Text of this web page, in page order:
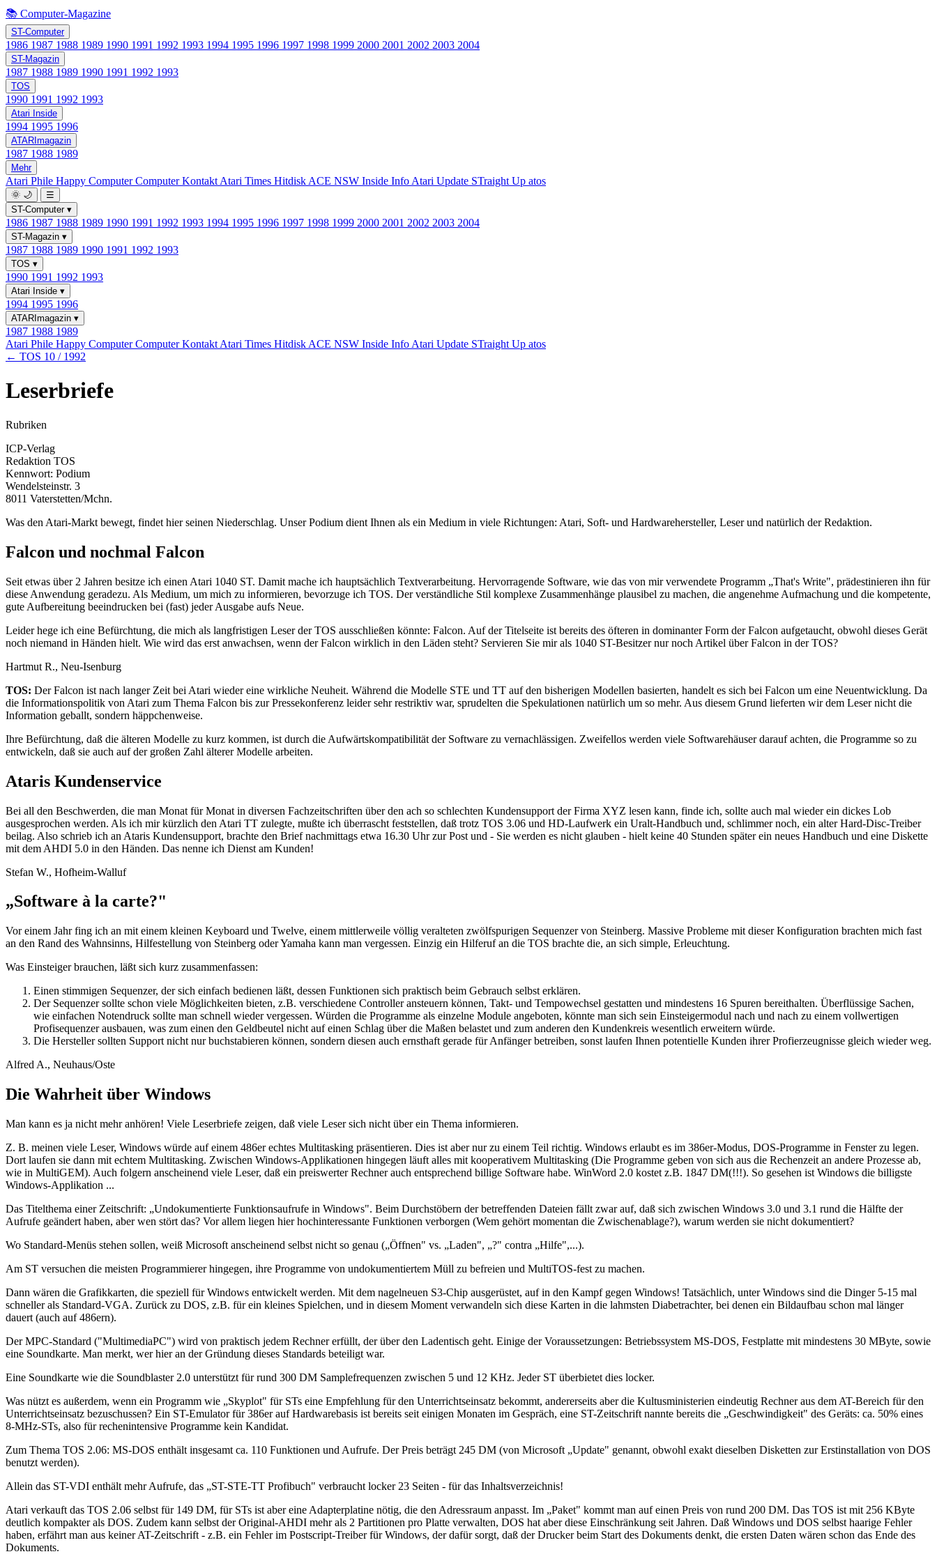
📚 Computer-Magazine
ST-Computer
1986 1987 1988 1989 1990 1991 1992 1993 1994 1995 1996 1997 1998 1999 2000 2001 2002 2003 2004
ST-Magazin
1987 1988 1989 1990 1991 1992 1993
TOS
1990 1991 1992 1993
Atari Inside
1994 1995 1996
ATARImagazin
1987 1988 1989
Mehr
Atari Phile Happy ComputerComputer Kontakt Atari Times Hitdisk ACE NSW Inside Info Atari Update STraight Up atos
🌞 🌙
☰
ST-Computer ▾
1986 1987 1988 1989 1990 1991 1992 1993 1994 1995 1996 1997 1998 1999 2000 2001 2002 2003 2004
ST-Magazin ▾
1987 1988 1989 1990 1991 1992 1993
TOS ▾
1990 1991 1992 1993
Atari Inside ▾
1994 1995 1996
ATARImagazin ▾
1987 1988 1989
Atari Phile Happy ComputerComputer Kontakt Atari Times Hitdisk ACE NSW Inside Info Atari Update STraight Up atos
← TOS 10 / 1992
Leserbriefe
Rubriken
ICP-Verlag
Redaktion TOS
Kennwort: Podium
Wendelsteinstr. 3
8011 Vaterstetten/Mchn.
Was den Atari-Markt bewegt, findet hier seinen Niederschlag. Unser Podium dient Ihnen als ein Medium in viele Richtungen: Atari, Soft- und Hardwarehersteller, Leser und natürlich der Redaktion.
Falcon und nochmal Falcon
Seit etwas über 2 Jahren besitze ich einen Atari 1040 ST. Damit mache ich hauptsächlich Textverarbeitung. Hervorragende Software, wie das von mir verwendete Programm „That's Write", prädestinieren ihn für
diese Anwendung geradezu. Als Medium, um mich zu informieren, bevorzuge ich TOS. Der verständliche Stil komplexe Zusammenhänge plausibel zu machen, die angenehme Aufmachung und die kompetente,
gute Aufbereitung beeindrucken bei (fast) jeder Ausgabe aufs Neue.
Leider hege ich eine Befürchtung, die mich als langfristigen Leser der TOS ausschließen könnte: Falcon. Auf der Titelseite ist bereits des öfteren in dominanter Form der Falcon aufgetaucht, obwohl dieses Gerät
noch niemand in Händen hielt. Wie wird das erst anwachsen, wenn der Falcon wirklich in den Läden steht? Servieren Sie mir als 1040 ST-Besitzer nur noch Artikel über Falcon in der TOS?
Hartmut R., Neu-Isenburg
TOS: Der Falcon ist nach langer Zeit bei Atari wieder eine wirkliche Neuheit. Während die Modelle STE und TT auf den bisherigen Modellen basierten, handelt es sich bei Falcon um eine Neuentwicklung. Da
die Informationspolitik von Atari zum Thema Falcon bis zur Pressekonferenz leider sehr restriktiv war, sprudelten die Spekulationen natürlich um so mehr. Aus diesem Grund lieferten wir dem Leser nicht die
Information geballt, sondern häppchenweise.
Ihre Befürchtung, daß die älteren Modelle zu kurz kommen, ist durch die Aufwärtskompatibilität der Software zu vernachlässigen. Zweifellos werden viele Softwarehäuser darauf achten, die Programme so zu
entwickeln, daß sie auch auf der großen Zahl älterer Modelle arbeiten.
Ataris Kundenservice
Bei all den Beschwerden, die man Monat für Monat in diversen Fachzeitschriften über den ach so schlechten Kundensupport der Firma XYZ lesen kann, finde ich, sollte auch mal wieder ein dickes Lob
ausgesprochen werden. Als ich mir kürzlich den Atari TT zulegte, mußte ich überrascht feststellen, daß trotz TOS 3.06 und HD-Laufwerk ein Uralt-Handbuch und, schlimmer noch, ein alter Hard-Disc-Treiber
beilag. Also schrieb ich an Ataris Kundensupport, brachte den Brief nachmittags etwa 16.30 Uhr zur Post und - Sie werden es nicht glauben - hielt keine 40 Stunden später ein neues Handbuch und eine Diskette
mit dem AHDI 5.0 in den Händen. Das nenne ich Dienst am Kunden!
Stefan W., Hofheim-Walluf
„Software à la carte?"
Vor einem Jahr fing ich an mit einem kleinen Keyboard und Twelve, einem mittlerweile völlig veralteten zwölfspurigen Sequenzer von Steinberg. Massive Probleme mit dieser Konfiguration brachten mich fast
an den Rand des Wahnsinns, Hilfestellung von Steinberg oder Yamaha kann man vergessen. Einzig ein Hilferuf an die TOS brachte die, an sich simple, Erleuchtung.
Was Einsteiger brauchen, läßt sich kurz zusammenfassen:
Einen stimmigen Sequenzer, der sich einfach bedienen läßt, dessen Funktionen sich praktisch beim Gebrauch selbst erklären.
Der Sequenzer sollte schon viele Möglichkeiten bieten, z.B. verschiedene Controller ansteuern können, Takt- und Tempowechsel gestatten und mindestens 16 Spuren bereithalten. Überflüssige Sachen,
wie einfachen Notendruck sollte man schnell wieder vergessen. Würden die Programme als einzelne Module angeboten, könnte man sich sein Einsteigermodul nach und nach zu einem vollwertigen
Profisequenzer ausbauen, was zum einen den Geldbeutel nicht auf einen Schlag über die Maßen belastet und zum anderen den Kundenkreis wesentlich erweitern würde.
Die Hersteller sollten Support nicht nur buchstabieren können, sondern diesen auch ernsthaft gerade für Anfänger betreiben, sonst laufen Ihnen potentielle Kunden ihrer Profierzeugnisse gleich wieder weg.
Alfred A., Neuhaus/Oste
Die Wahrheit über Windows
Man kann es ja nicht mehr anhören! Viele Leserbriefe zeigen, daß viele Leser sich nicht über ein Thema informieren.
Z. B. meinen viele Leser, Windows würde auf einem 486er echtes Multitasking präsentieren. Dies ist aber nur zu einem Teil richtig. Windows erlaubt es im 386er-Modus, DOS-Programme in Fenster zu legen.
Dort laufen sie dann mit echtem Multitasking. Zwischen Windows-Applikationen hingegen läuft alles mit kooperativem Multitasking (Die Programme geben von sich aus die Rechenzeit an andere Prozesse ab,
wie in MultiGEM). Auch folgern anscheinend viele Leser, daß ein preiswerter Rechner auch entsprechend billige Software habe. WinWord 2.0 kostet z.B. 1847 DM(!!!). So gesehen ist Windows die billigste
Windows-Applikation ...
Das Titelthema einer Zeitschrift: „Undokumentierte Funktionsaufrufe in Windows". Beim Durchstöbern der betreffenden Dateien fällt zwar auf, daß sich zwischen Windows 3.0 und 3.1 rund die Hälfte der
Aufrufe geändert haben, aber wen stört das? Vor allem liegen hier hochinteressante Funktionen verborgen (Wem gehört momentan die Zwischenablage?), warum werden sie nicht dokumentiert?
Wo Standard-Menüs stehen sollen, weiß Microsoft anscheinend selbst nicht so genau („Öffnen" vs. „Laden", „?" contra „Hilfe",...).
Am ST versuchen die meisten Programmierer hingegen, ihre Programme von undokumentiertem Müll zu befreien und MultiTOS-fest zu machen.
Dann wären die Grafikkarten, die speziell für Windows entwickelt werden. Mit dem nagelneuen S3-Chip ausgerüstet, auf in den Kampf gegen Windows! Tatsächlich, unter Windows sind die Dinger 5-15 mal
schneller als Standard-VGA. Zurück zu DOS, z.B. für ein kleines Spielchen, und in diesem Moment verwandeln sich diese Karten in die lahmsten Diabetrachter, bei denen ein Bildaufbau schon mal länger
dauert (auch auf 486ern).
Der MPC-Standard ("MultimediaPC") wird von praktisch jedem Rechner erfüllt, der über den Ladentisch geht. Einige der Voraussetzungen: Betriebssystem MS-DOS, Festplatte mit mindestens 30 MByte, sowie
eine Soundkarte. Man merkt, wer hier an der Gründung dieses Standards beteiligt war.
Eine Soundkarte wie die Soundblaster 2.0 unterstützt für rund 300 DM Samplefrequenzen zwischen 5 und 12 KHz. Jeder ST überbietet dies locker.
Was nützt es außerdem, wenn ein Programm wie „Skyplot" für STs eine Empfehlung für den Unterrichtseinsatz bekommt, andererseits aber die Kultusministerien eindeutig Rechner aus dem AT-Bereich für den
Unterrichtseinsatz bezuschussen? Ein ST-Emulator für 386er auf Hardwarebasis ist bereits seit einigen Monaten im Gespräch, eine ST-Zeitschrift nannte bereits die „Geschwindigkeit" des Geräts: ca. 50% eines
8-MHz-STs, also für rechenintensive Programme kein Kandidat.
Zum Thema TOS 2.06: MS-DOS enthält insgesamt ca. 110 Funktionen und Aufrufe. Der Preis beträgt 245 DM (von Microsoft „Update" genannt, obwohl exakt dieselben Disketten zur Erstinstallation von DOS
benutzt werden).
Allein das ST-VDI enthält mehr Aufrufe, das „ST-STE-TT Profibuch" verbraucht locker 23 Seiten - für das Inhaltsverzeichnis!
Atari verkauft das TOS 2.06 selbst für 149 DM, für STs ist aber eine Adapterplatine nötig, die den Adressraum anpasst. Im „Paket" kommt man auf einen Preis von rund 200 DM. Das TOS ist mit 256 KByte
deutlich kompakter als DOS. Zudem kann selbst der Original-AHDI mehr als 2 Partitionen pro Platte verwalten, DOS hat aber diese Einschränkung seit Jahren. Daß Windows und DOS selbst haarige Fehler
haben, erfährt man aus keiner AT-Zeitschrift - z.B. ein Fehler im Postscript-Treiber für Windows, der dafür sorgt, daß der Drucker beim Start des Dokuments denkt, die ersten Daten wären schon das Ende des
Dokuments.